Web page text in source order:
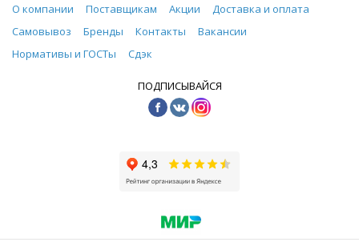
О компании Поставщикам Акции
Доставка и оплата
Самовывоз
Бренды Контакты
Вакансии
Нормативы и ГОСТы
Сдэк
ПОДПИСЫВАЙСЯ